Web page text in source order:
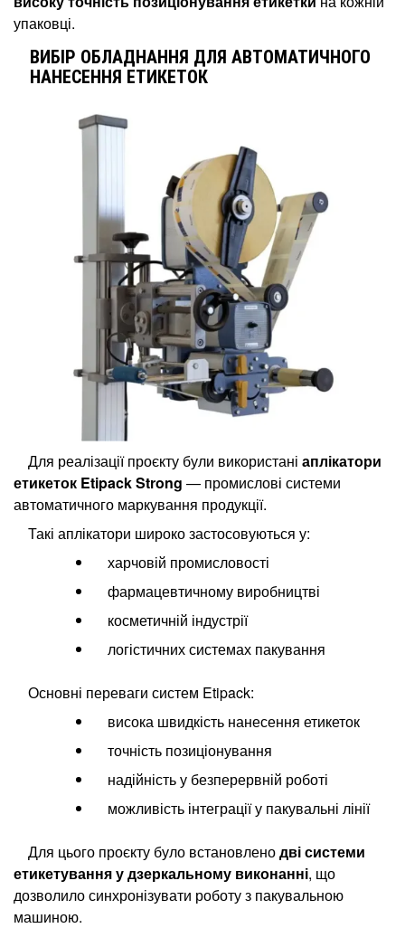
упаковці.
ВИБІР ОБЛАДНАННЯ ДЛЯ АВТОМАТИЧНОГО
НАНЕСЕННЯ ЕТИКЕТОК
Для реалізації проєкту були використані аплікатори
етикеток Etipack Strong — промислові системи
автоматичного маркування продукції.
Такі аплікатори широко застосовуються у:
харчовій промисловості
фармацевтичному виробництві
косметичній індустрії
логістичних системах пакування
Основні переваги систем Etipack:
висока швидкість нанесення етикеток
точність позиціонування
надійність у безперервній роботі
можливість інтеграції у пакувальні лінії
Для цього проєкту було встановленодві системи
етикетування у дзеркальному виконанні, що
дозволило синхронізувати роботу з пакувальною
машиною.